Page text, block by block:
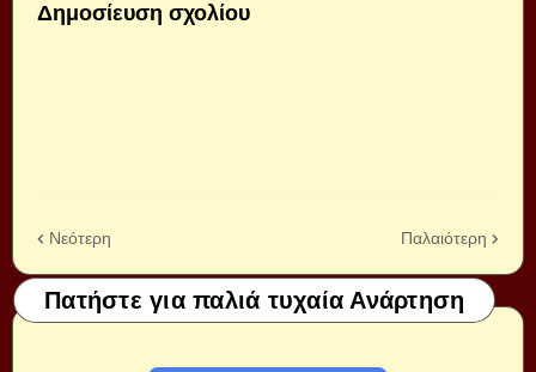
Δημοσίευση σχολίου
Νεότερη Παλαιότερη
Πατήστε για παλιά τυχαία Ανάρτηση